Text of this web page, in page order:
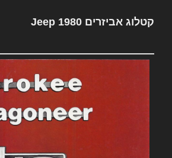
קטלוג אביזרים Jeep 1980